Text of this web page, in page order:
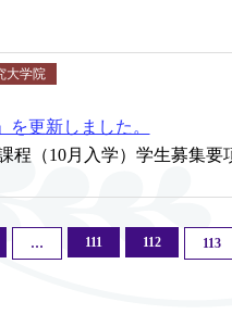
大学院
を更新しました。
程（10月入学）学生募集要
… 111 112 113